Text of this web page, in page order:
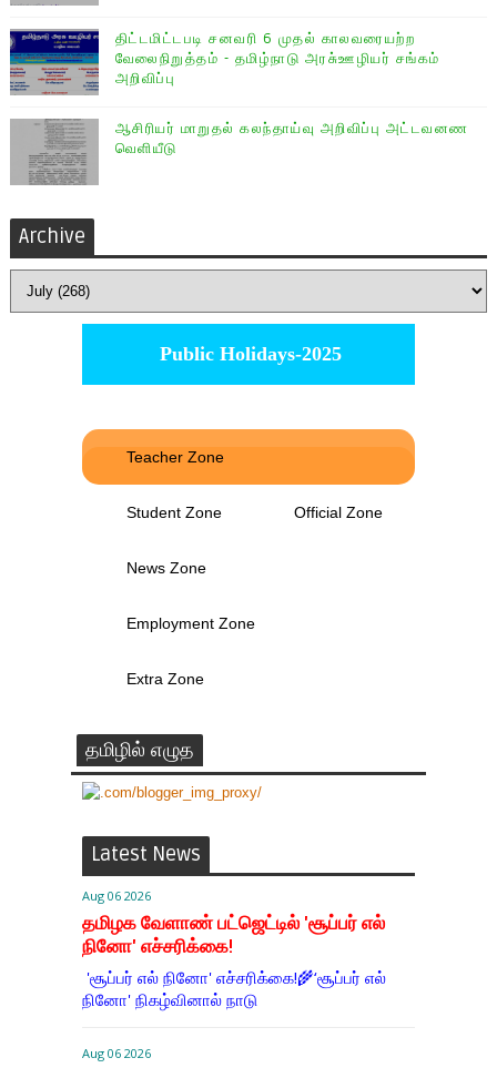
திட்டமிட்டபடி சனவரி 6 முதல் காலவரையற்ற
வேலைநிறுத்தம் - தமிழ்நாடு அரசு்ஊழியர் சங்கம்
அறிவிப்பு
ஆசிரியர் மாறுதல் கலந்தாய்வு அறிவிப்பு அட்டவனண
வெளியீடு
Archive
Public Holidays-2025
Teacher Zone
Student Zone Official Zone
News Zone
Employment Zone
Extra Zone
தமிழில் எழுத
Latest News
Aug 06 2026
தமிழக வேளாண் பட்ஜெட்டில் 'சூப்பர் எல்
நினோ' எச்சரிக்கை!
'சூப்பர் எல் நினோ' எச்சரிக்கை!🌾‘சூப்பர் எல்
நினோ' நிகழ்வினால் நாடு
Aug 06 2026